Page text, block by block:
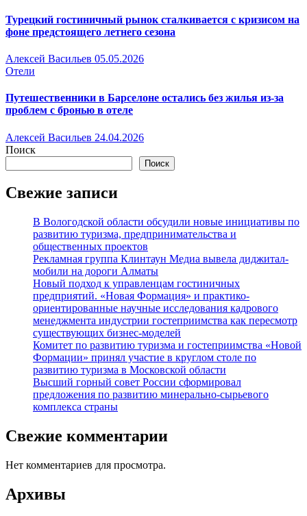
Турецкий гостиничный рынок сталкивается с кризисом на
фоне предстоящего летнего сезона
Алексей Васильев 05.05.2026
Отели
Путешественники в Барселоне остались без жилья из-за
проблем с бронью в отеле
Алексей Васильев 24.04.2026
Поиск
Поиск
Свежие записи
В Вологодской области обсудили новые инициативы по
развитию туризма, предпринимательства и
общественных проектов
Рекламная группа Клинтаун Медиа вывела диджитал-
мобили на дороги Алматы
Новый подход к управленцам гостиничных
предприятий. «Новая Формация» и практико-
ориентированные научные исследования кадрового
менеджмента индустрии гостеприимства как пересмотр
существующих бизнес-моделей
Комитет по развитию туризма и гостеприимства «Новой
Формации» принял участие в круглом столе по
развитию туризма в Московской области
Высший горный совет России сформировал
предложения по развитию минерально-сырьевого
комплекса страны
Свежие комментарии
Нет комментариев для просмотра.
Архивы